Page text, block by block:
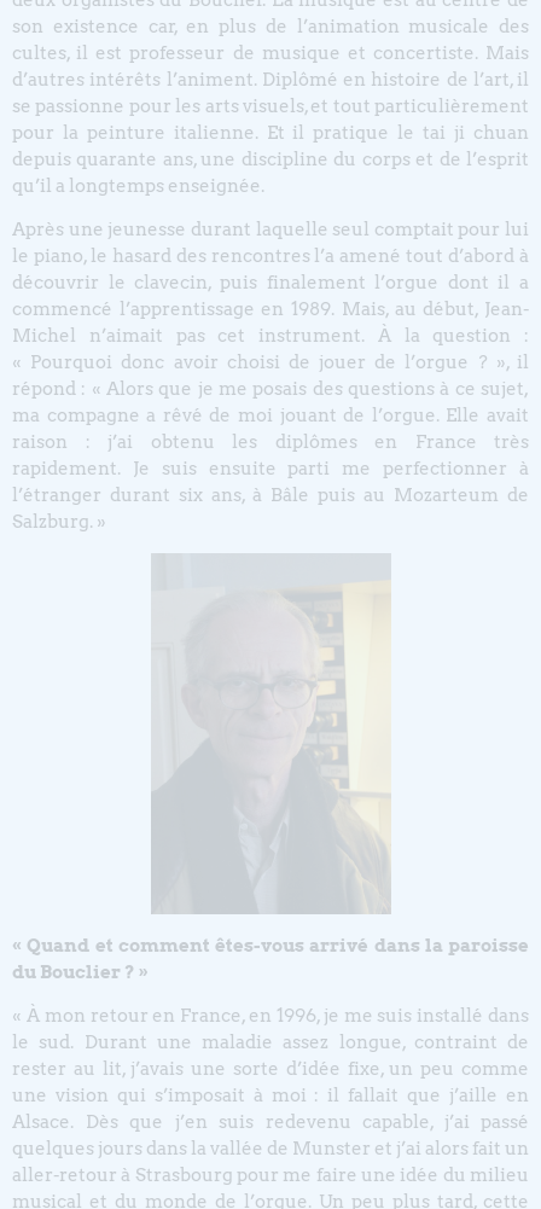
son existence car, en plus de l’animation musicale des
cultes, il est professeur de musique et concertiste. Mais
d’autres intérêts l’animent. Diplômé en histoire de l’art, il
se passionne pour les arts visuels, et tout particulièrement
pour la peinture italienne. Et il pratique le tai ji chuan
depuis quarante ans, une discipline du corps et de l’esprit
qu’il a longtemps enseignée.
Après une jeunesse durant laquelle seul comptait pour lui
le piano, le hasard des rencontres l’a amené tout d’abord à
découvrir le clavecin, puis finalement l’orgue dont il a
commencé l’apprentissage en 1989. Mais, au début, Jean-
Michel n’aimait pas cet instrument. À la question :
« Pourquoi donc avoir choisi de jouer de l’orgue ? », il
répond : « Alors que je me posais des questions à ce sujet,
ma compagne a rêvé de moi jouant de l’orgue. Elle avait
raison : j’ai obtenu les diplômes en France très
rapidement. Je suis ensuite parti me perfectionner à
l’étranger durant six ans, à Bâle puis au Mozarteum de
Salzburg. »
« Quand et comment êtes-vous arrivé dans la paroisse
du Bouclier ? »
« À mon retour en France, en 1996, je me suis installé dans
le sud. Durant une maladie assez longue, contraint de
rester au lit, j’avais une sorte d’idée fixe, un peu comme
une vision qui s’imposait à moi : il fallait que j’aille en
Alsace. Dès que j’en suis redevenu capable, j’ai passé
quelques jours dans la vallée de Munster et j’ai alors fait un
aller-retour à Strasbourg pour me faire une idée du milieu
musical et du monde de l’orgue. Un peu plus tard, cette